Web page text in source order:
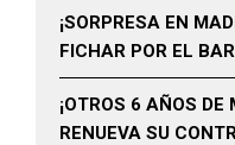
¡SORPRESA EN
FICHAR POR EL
¡OTROS 6 AÑOS DE
RENUEVA SU